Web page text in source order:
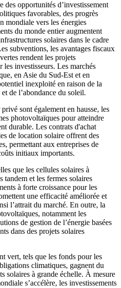
opportunités d’investissement
favorables, des progrès
mondiale vers les énergies
du monde entier augmentent
solaires dans le cadre
subventions, les avantages fiscaux
rendent les projets
investisseurs. Les marchés
en Asie du Sud-Est et en
inexploité en raison de la
de l’abondance du soleil.
sont également en hausse, les
photovoltaïques pour atteindre
durable. Les contrats d'achat
de location solaire offrent des
permettant aux entreprises de
initiaux importants.
que les cellules solaires à
tandem et les fermes solaires
à forte croissance pour les
une efficacité améliorée et
l’attrait du marché. En outre, la
notamment les
de gestion de l’énergie basées
dans des projets solaires
vert, tels que les fonds pour les
climatiques, gagnent du
solaires à grande échelle. À mesure
s’accélère, les investissements